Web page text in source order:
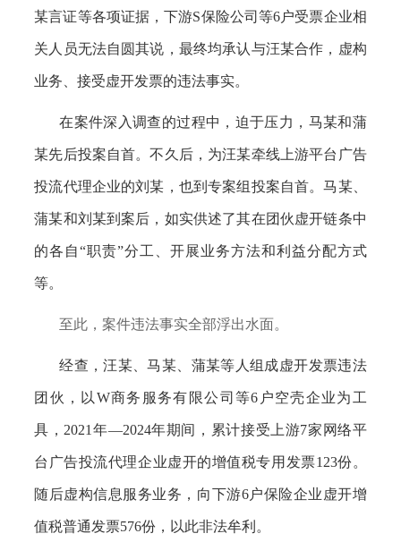
某言证等各项证据，下游S保险公司等6户受票企业相
关人员无法自圆其说，最终均承认与汪某合作，虚构
业务、接受虚开发票的违法事实。
在案件深入调查的过程中，迫于压力，马某和蒲
某先后投案自首。不久后，为汪某牵线上游平台广告
投流代理企业的刘某，也到专案组投案自首。马某、
蒲某和刘某到案后，如实供述了其在团伙虚开链条中
的各自“职责”分工、开展业务方法和利益分配方式
等。
至此，案件违法事实全部浮出水面。
经查，汪某、马某、蒲某等人组成虚开发票违法
团伙，以 W商务服务有限公司等6户空壳企业为工
具，2021年—2024年期间，累计接受上游7家网络平
台广告投流代理企业虚开的增值税专用发票123份。
随后虚构信息服务业务，向下游6户保险企业虚开增
值税普通发票576份，以此非法牟利。